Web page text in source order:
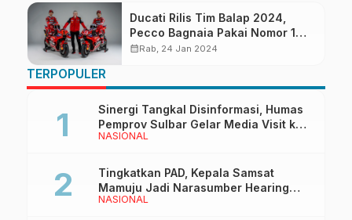
Ducati Rilis Tim Balap 2024,
Pecco Bagnaia Pakai Nomor 1
Lagi!
calendar_monthRab, 24 Jan 2024
TERPOPULER
NASIONAL
Sinergi Tangkal Disinformasi, Humas
Pemprov Sulbar Gelar Media Visit ke
Kantor Redaksi di Mamuju
NASIONAL
Tingkatkan PAD, Kepala Samsat
Mamuju Jadi Narasumber Hearing
Bersama Wakil Ketua I DPRD Sulbar